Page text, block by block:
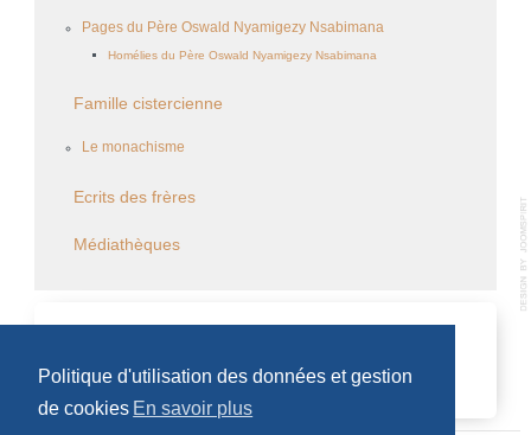
Politique d'utilisation des données et gestion
de cookies En savoir plus
Pages du Père Oswald Nyamigezy Nsabimana
Homélies du Père Oswald Nyamigezy Nsabimana
Famille cistercienne
Le monachisme
Ecrits des frères
Médiathèques
Aucun évènement